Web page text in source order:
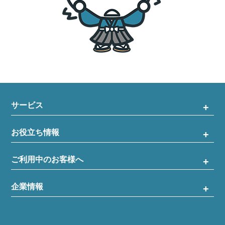
サービス
お役立ち情報
ご利用中のお客様へ
企業情報